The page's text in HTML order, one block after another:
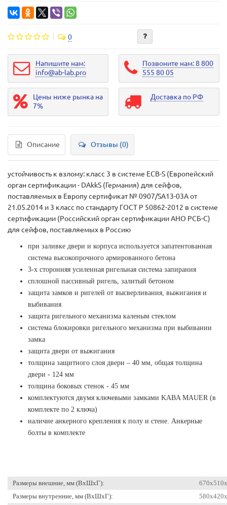
0
Напишите нам:
info@ab-lab.pro
Позвоните нам: 8 800
555 80 05
Цены ниже рынка на
7%
Доставка по РФ
Описание Отзывы (0)
устойчивость к взлому: класс 3 в системе ECB-S (Европейский
орган сертификации - DAkkS (Германия) для сейфов,
поставляемых в Европу сертификат № 0907/SA13-03А от
21.05.2014 и 3 класс по стандарту ГОСТ Р 50862-2012 в системе
сертификации (Российский орган сертификации АНО РСБ-С)
для сейфов, поставляемых в Россию
при заливке двери и корпуса используется запатентованная
система высокопрочного армированного бетона
3-х сторонняя усиленная ригельная система запирания
сплошной пассивный ригель, залитый бетоном
защита замков и ригелей от высверливания, выжигания и
выбивания
защита ригельного механизма каленым стеклом
система блокировки ригельного механизма при выбивании
замка
защита двери от выжигания
толщина защитного слоя двери – 40 мм, общая толщина
двери - 124 мм
толщина боковых стенок - 45 мм
комплектуются двумя ключевыми замками KABA MAUER (в
комплекте по 2 ключа)
наличие анкерного крепления к полу и стене. Анкерные
болты в комплекте
Размеры внешние, мм (ВхШхГ):
Размеры внутренние, мм (ВхШхГ):